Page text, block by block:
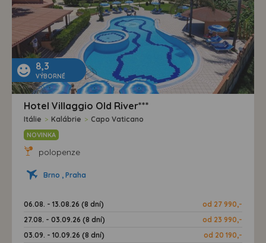
8,3
VÝBORNÉ
Hotel Villaggio Old River***
Itálie > Kalábrie > Capo Vaticano
NOVINKA
polopenze
Brno , Praha
06.08. - 13.08.26 (8 dní)
od 27 990,-
27.08. - 03.09.26 (8 dní)
od 23 990,-
03.09. - 10.09.26 (8 dní)
od 20 190,-